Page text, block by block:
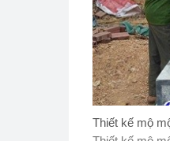
Thiết kế mộ